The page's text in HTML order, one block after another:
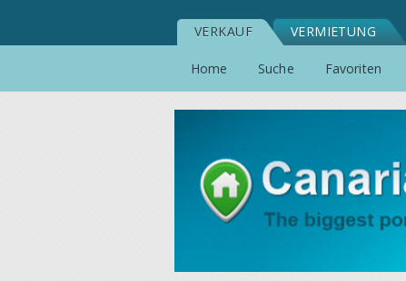
VERKAUF VERMIETUNG
Home Suche Favoriten